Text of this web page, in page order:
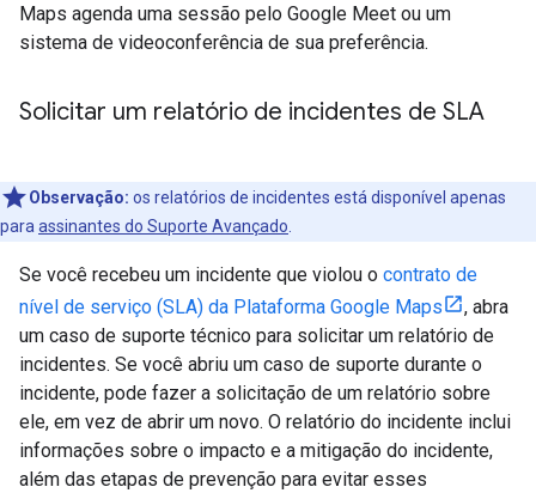
Maps agenda uma sessão pelo Google Meet ou um
sistema de videoconferência de sua preferência.
Solicitar um relatório de incidentes de SLA
Observação: os relatórios de incidentes está disponível apenas
para assinantes do Suporte Avançado
Se você recebeu um incidente que violou o contrato de
nível de serviço (SLA) da Plataforma Google Maps
, abra
um caso de suporte técnico para solicitar um relatório de
incidentes. Se você abriu um caso de suporte durante o
incidente, pode fazer a solicitação de um relatório sobre
ele, em vez de abrir um novo. O relatório do incidente inclui
informações sobre o impacto e a mitigação do incidente,
além das etapas de prevenção para evitar esses